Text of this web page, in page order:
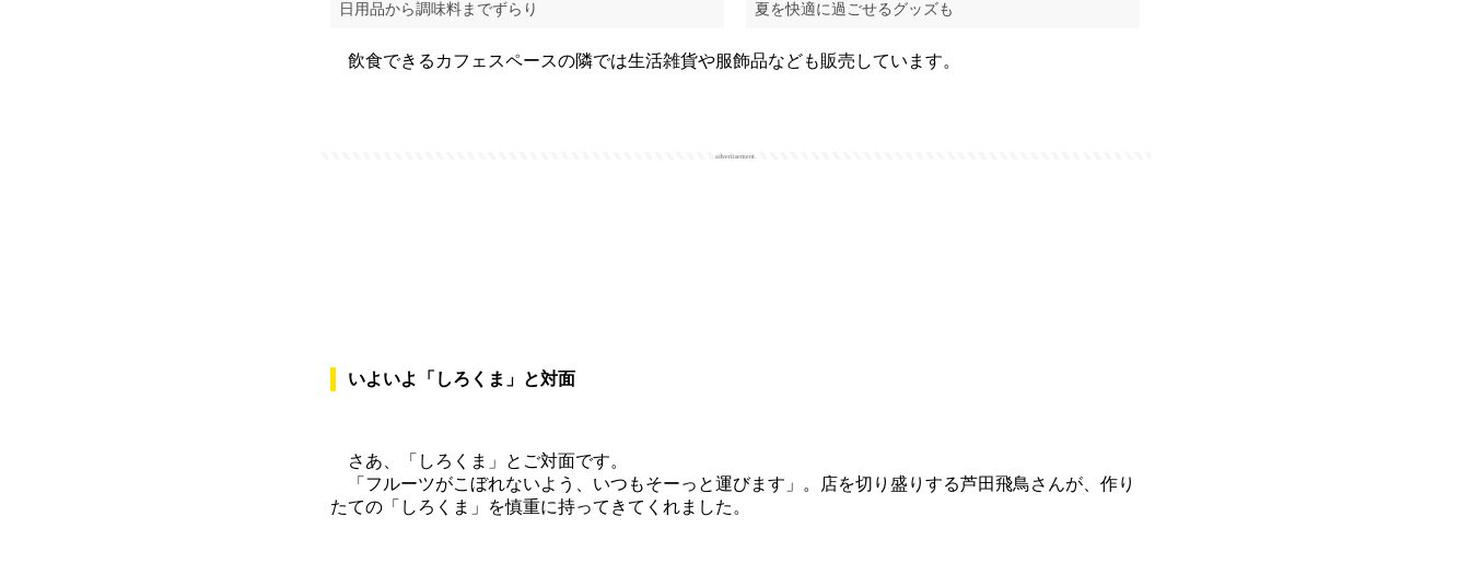
日用品から調味料までずらり 夏を快適に過ごせるグッズも
飲食できるカフェスペースの隣では生活雑貨や服飾品なども販売しています。
advertisement
いよいよ「しろくま」と対面
さあ、「しろくま」とご対面です。
「フルーツがこぼれないよう、いつもそーっと運びます」。店を切り盛りする芦田飛鳥さんが、作り
たての「しろくま」を慎重に持ってきてくれました。